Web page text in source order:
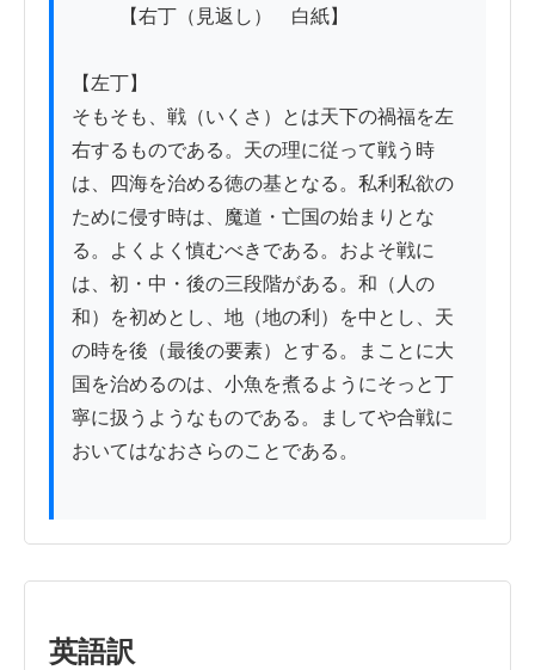
【左丁】
そもそも、戦（いくさ）とは天下の禍福を左
右するものである。天の理に従って戦う時
は、四海を治める徳の基となる。私利私欲の
ために侵す時は、魔道・亡国の始まりとな
る。よくよく慎むべきである。およそ戦に
は、初・中・後の三段階がある。和（人の
和）を初めとし、地（地の利）を中とし、天
の時を後（最後の要素）とする。まことに大
国を治めるのは、小魚を煮るようにそっと丁
寧に扱うようなものである。ましてや合戦に
おいてはなおさらのことである。
英語訳